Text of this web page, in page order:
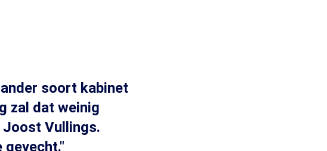
soort kabinet
zal dat weinig
Vullings.